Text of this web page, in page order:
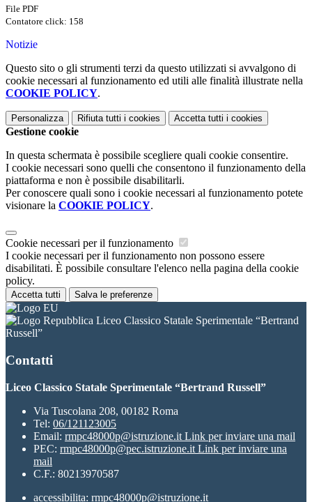
File PDF
Contatore click: 158
Notizie
Questo sito o gli strumenti terzi da questo utilizzati si avvalgono di
cookie necessari al funzionamento ed utili alle finalità illustrate nella
COOKIE POLICY.
Personalizza Rifiuta tutti i cookies Accetta tutti i cookies
Gestione cookie
In questa schermata è possibile scegliere quali cookie consentire.
I cookie necessari sono quelli che consentono il funzionamento della
piattaforma e non è possibile disabilitarli.
Per conoscere quali sono i cookie necessari al funzionamento potete
visionare la COOKIE POLICY.
Cookie necessari per il funzionamento
I cookie necessari per il funzionamento non possono essere
disabilitati. È possibile consultare l'elenco nella pagina della cookie
policy.
Accetta tutti Salva le preferenze
Liceo Classico Statale Sperimentale “Bertrand
Russell”
Contatti
Liceo Classico Statale Sperimentale “Bertrand Russell”
Via Tuscolana 208, 00182 Roma
Tel: 06/121123005
Email: rmpc48000p@istruzione.it Link per inviare una mail
PEC: rmpc48000p@pec.istruzione.it Link per inviare una
mail
C.F.: 80213970587
accessibilita: rmpc48000p@istruzione.it